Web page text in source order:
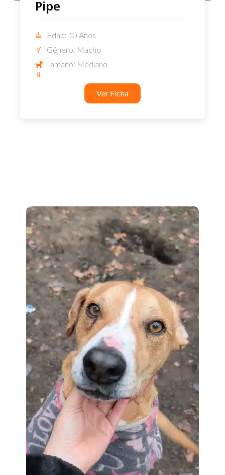
Pipe
Edad: 10 Años
Género: Macho
Tamaño: Mediano
Ver Ficha